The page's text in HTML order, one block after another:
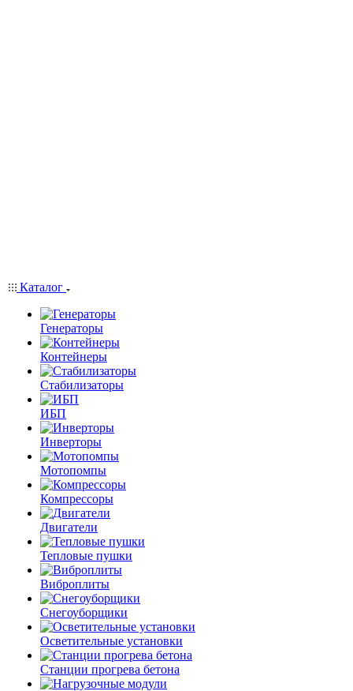
Каталог
Генераторы
Контейнеры
Стабилизаторы
ИБП
Инверторы
Мотопомпы
Компрессоры
Двигатели
Тепловые пушки
Виброплиты
Снегоуборщики
Осветительные установки
Станции прогрева бетона